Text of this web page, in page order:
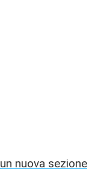
un nuova sezione